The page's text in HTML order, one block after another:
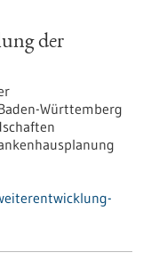
der
Württemberg